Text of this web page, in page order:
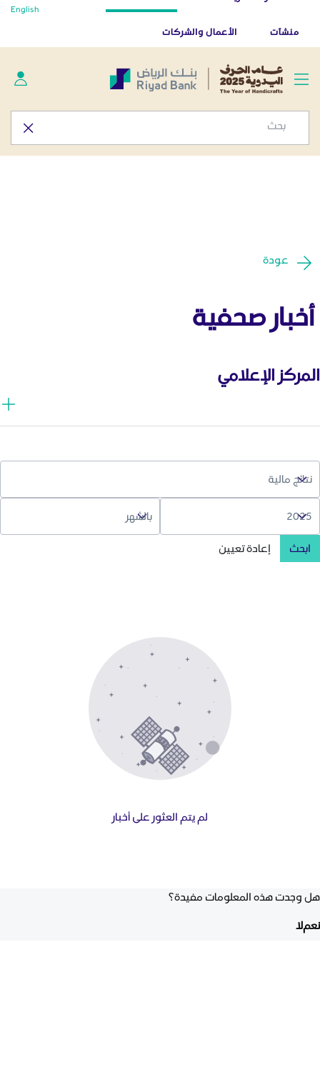
أخبار صحفية - المركز الإعلامي
تطبيق بنك الرياض
منشآت الأعمال والشركات
English
عودة
أخبار صحفية
المركز الإعلامي
ابحث إعادة تعيين
لم يتم العثور على أخبار
هل وجدت هذه المعلومات مفيدة؟
نعملا